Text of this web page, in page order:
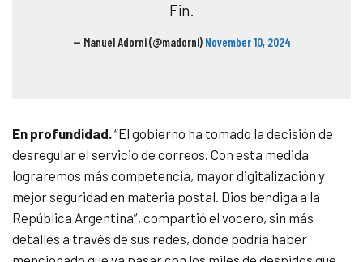
Fin.
— Manuel Adorni (@madorni) November 10, 2024
En profundidad.“El gobierno ha tomado la decisión de
desregular el servicio de correos. Con esta medida
lograremos más competencia, mayor digitalización y
mejor seguridad en materia postal. Dios bendiga a la
República Argentina”, compartió el vocero, sin más
detalles a través de sus redes, donde podría haber